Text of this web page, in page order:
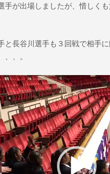
手が出場しましたが、惜しく
と長谷川選手も３回戦で相手
、。